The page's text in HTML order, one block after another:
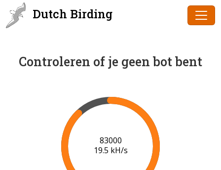
Dutch Birding
Controleren of je geen bot bent
85000
19.6 kH/s